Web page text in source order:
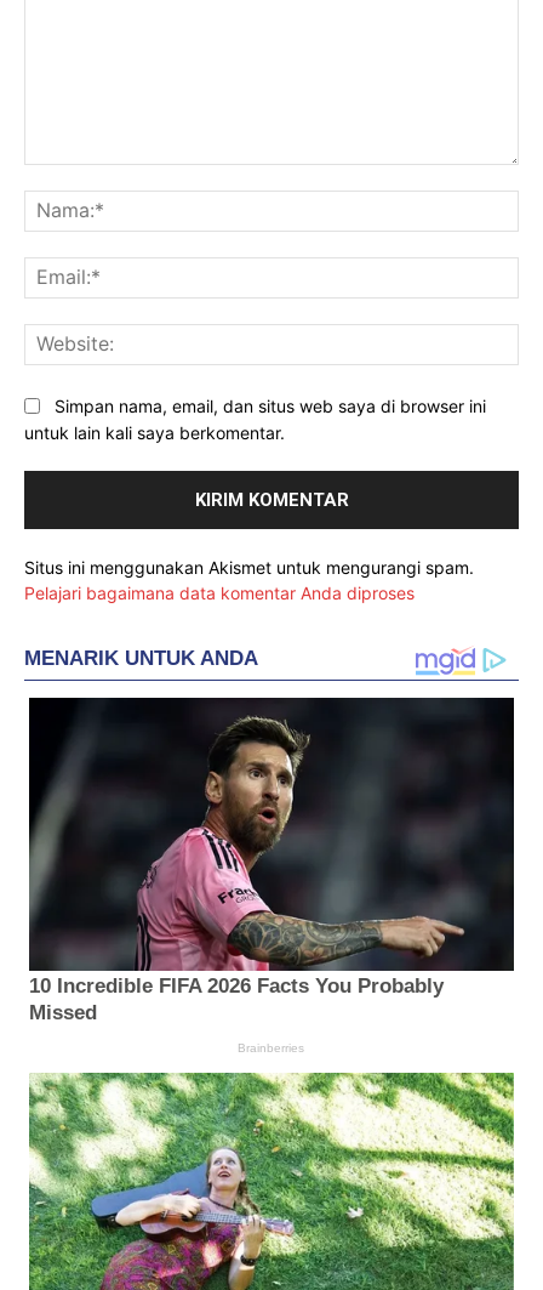
Simpan nama, email, dan situs web saya di browser ini
untuk lain kali saya berkomentar.
Situs ini menggunakan Akismet untuk mengurangi spam.
Pelajari bagaimana data komentar Anda diproses